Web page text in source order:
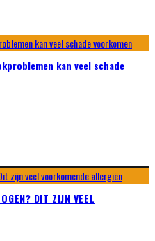
kan veel schade
DIT ZIJN VEEL